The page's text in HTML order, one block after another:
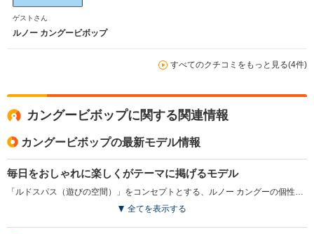
ゲストさん
ルノー カングービボップ
すべてのクチコミをもっと見る(4件)
カングービボップに関する関連情報
カングービボップの最新モデル情報
毎日をおしゃれに楽しくがテーマに掲げるモデル
全てを表示する